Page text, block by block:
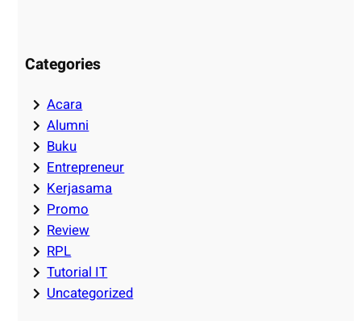
Categories
Acara
Alumni
Buku
Entrepreneur
Kerjasama
Promo
Review
RPL
Tutorial IT
Uncategorized